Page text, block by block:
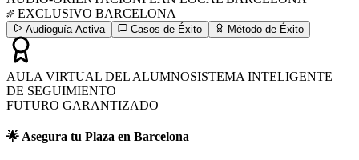
EXCLUSIVO BARCELONA
Audioguía Activa Casos de Éxito Método de Éxito
AULA VIRTUAL DEL ALUMNOSISTEMA INTELIGENTE
DE SEGUIMIENTO
FUTURO GARANTIZADO
🌟 Asegura tu Plaza en Barcelona